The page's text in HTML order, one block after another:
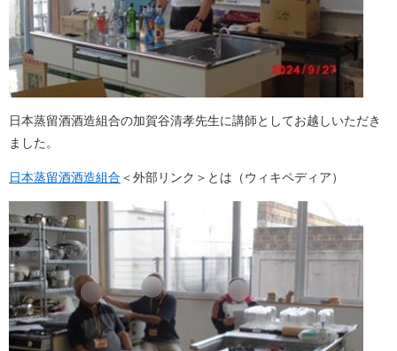
日本蒸留酒酒造組合の加賀谷清孝先生に講師としてお越しいただき
ました。
日本蒸留酒酒造組合 ＜外部リンク＞ とは（ウィキペディア）